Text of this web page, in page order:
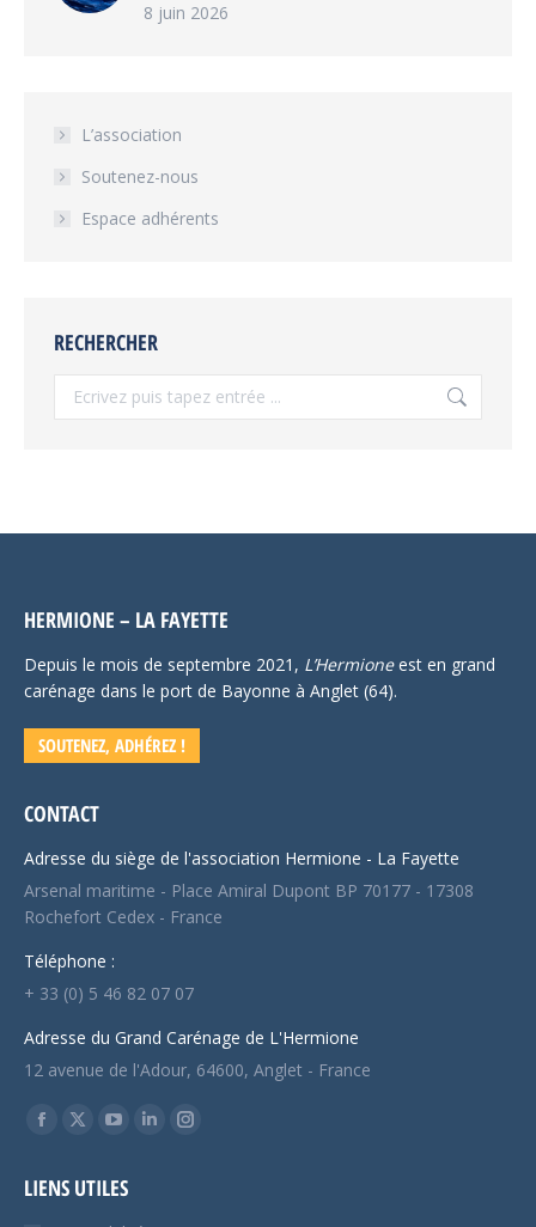
8 juin 2026
L’association
Soutenez-nous
Espace adhérents
RECHERCHER
Recherche
:
HERMIONE – LA FAYETTE
Depuis le mois de septembre 2021, L’Hermioneest en grand
carénage dans le port de Bayonne à Anglet (64).
SOUTENEZ, ADHÉREZ !
CONTACT
Adresse du siège de l'association Hermione - La Fayette
Arsenal maritime - Place Amiral Dupont BP 70177 - 17308
Rochefort Cedex - France
Téléphone :
+ 33 (0) 5 46 82 07 07
Adresse du Grand Carénage de L'Hermione
12 avenue de l'Adour, 64600, Anglet - France
Trouvez nous sur :
Facebook
opens
X
opens
YouTube
opens
LinkedInInstagram
LIENS UTILES